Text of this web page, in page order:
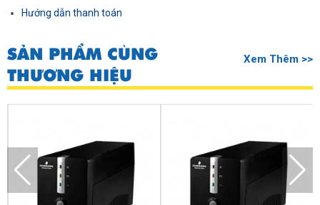
Hướng dẫn thanh toán
SẢN PHẨM CÙNG
THƯƠNG HIỆU
Xem Thêm >>